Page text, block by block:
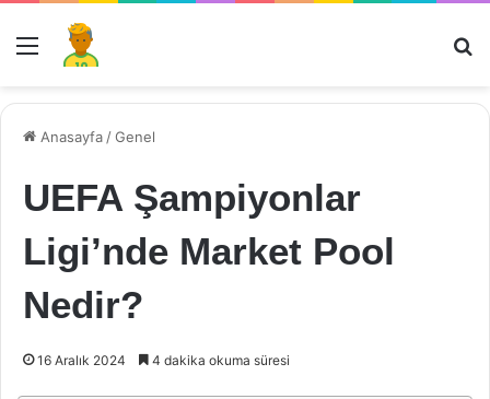
Menü
Anasayfa /Genel
UEFA Şampiyonlar
Ligi’nde Market Pool
Nedir?
16 Aralık 2024 4 dakika okuma süresi